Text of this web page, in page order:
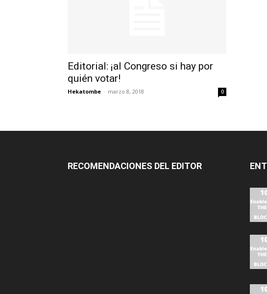
Editorial: ¡al Congreso si hay por
quién votar!
Hekatombe - marzo 8, 2018 0
RECOMENDACIONES DEL EDITOR